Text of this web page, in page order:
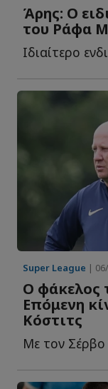
Άρης: Ο
του Ράφα
Super League |
O φάκελος
Επόμενη
Κόστιτς